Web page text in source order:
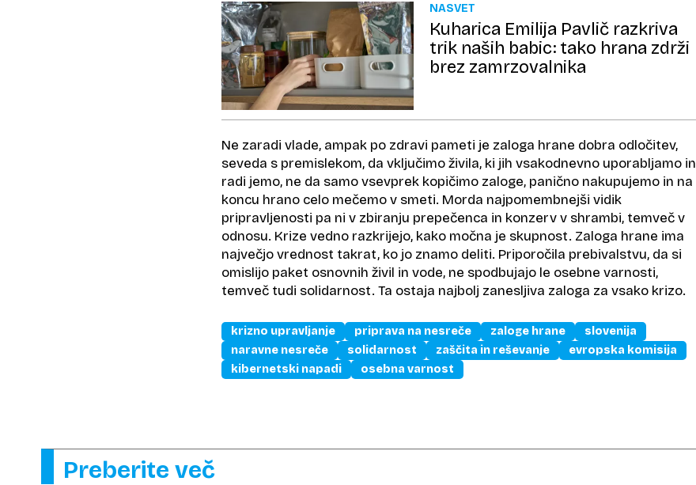
NASVET
Kuharica Emilija Pavlič razkriva
trik naših babic: tako hrana zdrži
brez zamrzovalnika
Ne zaradi vlade, ampak po zdravi pameti je zaloga hrane dobra odločitev,
seveda s premislekom, da vključimo živila, ki jih vsakodnevno uporabljamo in
radi jemo, ne da samo vsevprek kopičimo zaloge, panično nakupujemo in na
koncu hrano celo mečemo v smeti. Morda najpomembnejši vidik
pripravljenosti pa ni v zbiranju prepečenca in konzerv v shrambi, temveč v
odnosu. Krize vedno razkrijejo, kako močna je skupnost. Zaloga hrane ima
največjo vrednost takrat, ko jo znamo deliti. Priporočila prebivalstvu, da si
omislijo paket osnovnih živil in vode, ne spodbujajo le osebne varnosti,
temveč tudi solidarnost. Ta ostaja najbolj zanesljiva zaloga za vsako krizo.
krizno upravljanje priprava na nesreče zaloge hrane
slovenija
naravne nesreče
solidarnost zaščita in reševanje
evropska komisija
kibernetski napadi
osebna varnost
Preberite več